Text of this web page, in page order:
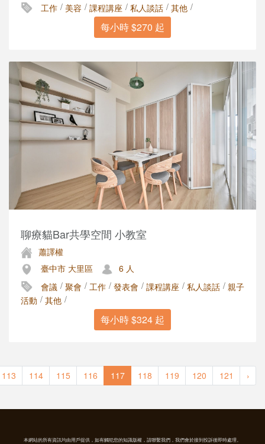
工作 / 美容 / 課程講座 / 私人談話 / 其他 /
每小時 $270 起
聊療貓Bar共學空間 小教室
蕭譯權
臺中市 大里區
6 人
會議 / 聚會 / 工作 / 發表會 / 課程講座 / 私人談話 / 親子
活動 / 其他 /
每小時 $324 起
113 114 115 116 117 118 119 120 121 ›
本網站的所有資訊均由用戶提供，如有觸犯您的知識版權，請聯繫我們，我們會於接到投訴後即時處理。